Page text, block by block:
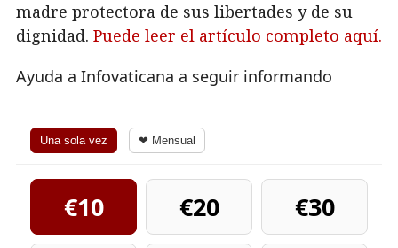
madre protectora de sus libertades y de su
dignidad. Puede leer el artículo completo aquí.
Ayuda a Infovaticana a seguir informando
Una sola vez ❤ Mensual
€10 €20
€30